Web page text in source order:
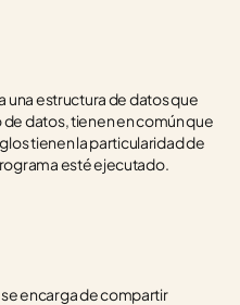
una estructura de datos que
datos, tienen en común que
tienen la particularidad de
esté ejecutado.
encarga de compartir